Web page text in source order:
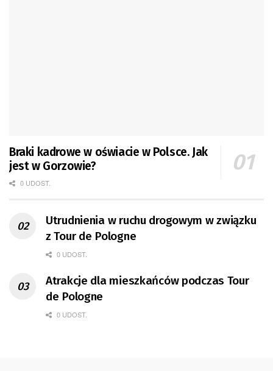
Braki kadrowe w oświacie w Polsce. Jak
jest w Gorzowie?
0 UDOST.
Utrudnienia w ruchu drogowym w związku
z Tour de Pologne
0 UDOST.
Atrakcje dla mieszkańców podczas Tour
de Pologne
0 UDOST.